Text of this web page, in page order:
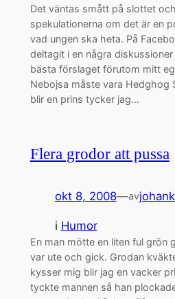
Det väntas smått på slottet
spekulationerna om det är en
vad ungen ska heta. På
deltagit i en några
bästa förslaget förutom mitt
Nebojsa måste vara Hedghog
blir en prins tycker jag…
Flera grodor att pussa
okt 8, 2008—av
i Humor
En man mötte en liten ful grön
var ute och gick. Grodan
kysser mig blir jag en vacker
tyckte mannen så han